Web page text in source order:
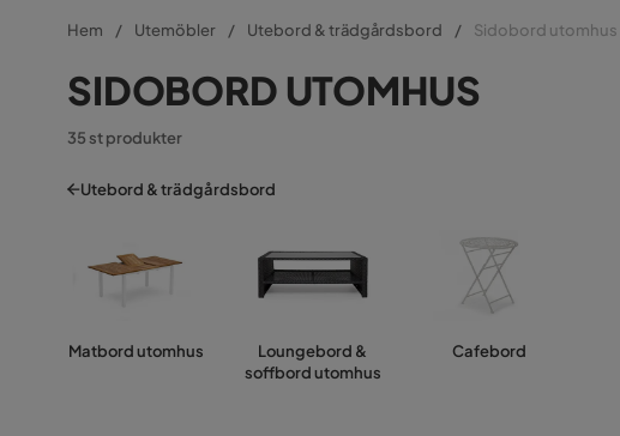
Hem Utemöbler Utebord & trädgårdsbord Sidobord utomhus
SIDOBORD UTOMHUS
35 st produkter
Utebord & trädgårdsbord
Matbord utomhus
Loungebord &
soffbord utomhus
Cafebord